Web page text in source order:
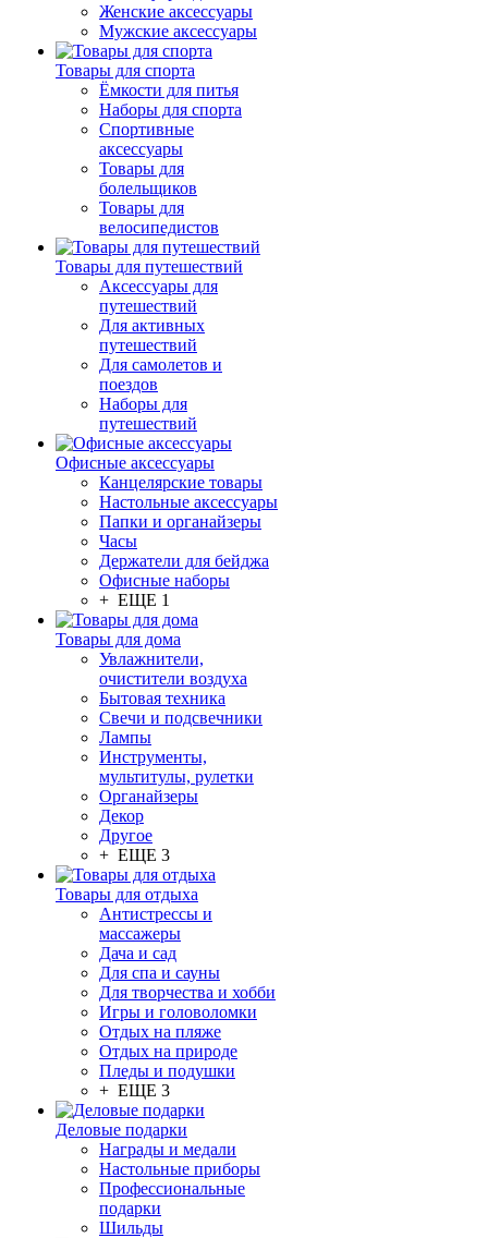
Женские аксессуары
Мужские аксессуары
Товары для спорта
Ёмкости для питья
Наборы для спорта
Спортивные
аксессуары
Товары для
болельщиков
Товары для
велосипедистов
Товары для путешествий
Аксессуары для
путешествий
Для активных
путешествий
Для самолетов и
поездов
Наборы для
путешествий
Офисные аксессуары
Канцелярские товары
Настольные аксессуары
Папки и органайзеры
Часы
Держатели для бейджа
Офисные наборы
+ ЕЩЕ 1
Товары для дома
Увлажнители,
очистители воздуха
Бытовая техника
Свечи и подсвечники
Лампы
Инструменты,
мультитулы, рулетки
Органайзеры
Декор
Другое
+ ЕЩЕ 3
Товары для отдыха
Антистрессы и
массажеры
Дача и сад
Для спа и сауны
Для творчества и хобби
Игры и головоломки
Отдых на пляже
Отдых на природе
Пледы и подушки
+ ЕЩЕ 3
Деловые подарки
Награды и медали
Настольные приборы
Профессиональные
подарки
Шильды